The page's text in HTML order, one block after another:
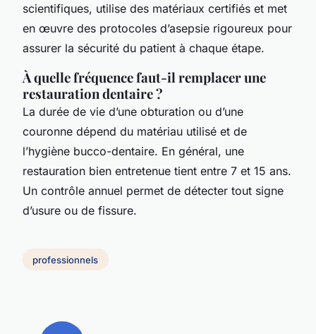
scientifiques, utilise des matériaux certifiés et met
en œuvre des protocoles d’asepsie rigoureux pour
assurer la sécurité du patient à chaque étape.
À quelle fréquence faut-il remplacer une
restauration dentaire ?
La durée de vie d’une obturation ou d’une
couronne dépend du matériau utilisé et de
l’hygiène bucco-dentaire. En général, une
restauration bien entretenue tient entre 7 et 15 ans.
Un contrôle annuel permet de détecter tout signe
d’usure ou de fissure.
professionnels